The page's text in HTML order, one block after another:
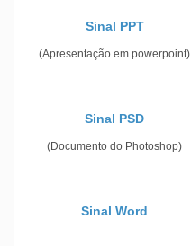
Sinal PPT
(Apresentação em powerpoint)
Sinal PSD
(Documento do Photoshop)
Sinal Word